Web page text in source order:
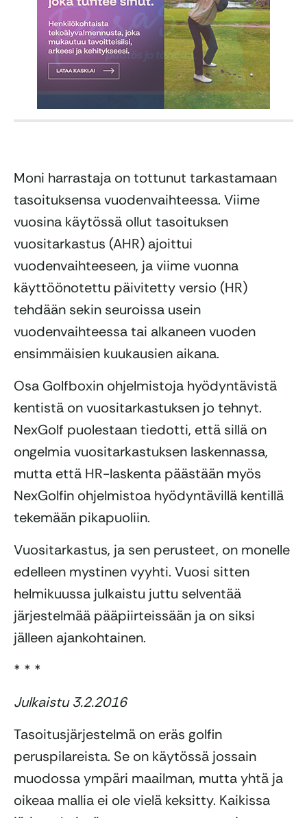
Moni harrastaja on tottunut tarkastamaan
tasoituksensa vuodenvaihteessa. Viime
vuosina käytössä ollut tasoituksen
vuositarkastus (AHR) ajoittui
vuodenvaihteeseen, ja viime vuonna
käyttöönotettu päivitetty versio (HR)
tehdään sekin seuroissa usein
vuodenvaihteessa tai alkaneen vuoden
ensimmäisien kuukausien aikana.
Osa Golfboxin ohjelmistoja hyödyntävistä
kentistä on vuositarkastuksen jo tehnyt.
NexGolf puolestaan tiedotti, että sillä on
ongelmia vuositarkastuksen laskennassa,
mutta että HR-laskenta päästään myös
NexGolfin ohjelmistoa hyödyntävillä kentillä
tekemään pikapuoliin.
Vuositarkastus, ja sen perusteet, on monelle
edelleen mystinen vyyhti. Vuosi sitten
helmikuussa julkaistu juttu selventää
järjestelmää pääpiirteissään ja on siksi
jälleen ajankohtainen.
* * *
Julkaistu 3.2.2016
Tasoitusjärjestelmä on eräs golfin
peruspilareista. Se on käytössä jossain
muodossa ympäri maailman, mutta yhtä ja
oikeaa mallia ei ole vielä keksitty. Kaikissa